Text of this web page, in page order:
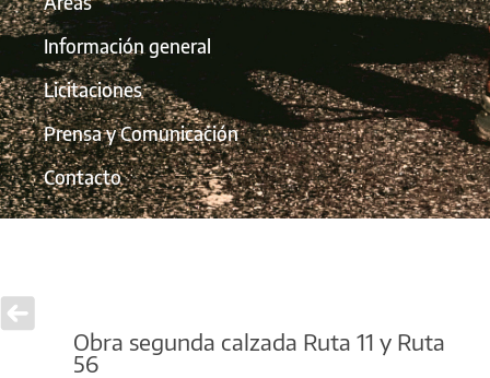
Información general
Licitaciones
Prensa y Comunicación
Contacto
Obra segunda calzada Ruta 11 y Ruta
56